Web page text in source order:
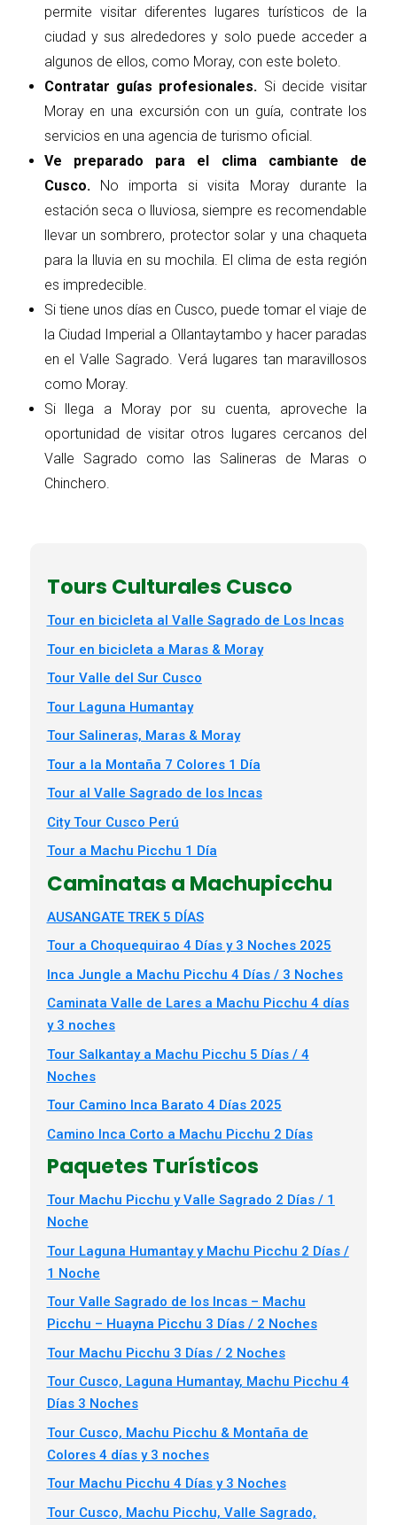
permite visitar diferentes lugares turísticos de la
ciudad y sus alrededores y solo puede acceder a
algunos de ellos, como Moray, con este boleto.
Contratar guías profesionales. Si decide visitar
Moray en una excursión con un guía, contrate los
servicios en una agencia de turismo oficial.
Ve preparado para el clima cambiante de
Cusco.
No importa si visita Moray durante la
estación seca o lluviosa, siempre es recomendable
llevar un sombrero, protector solar y una chaqueta
para la lluvia en su mochila. El clima de esta región
es impredecible.
Si tiene unos días en Cusco, puede tomar el viaje de
la Ciudad Imperial a Ollantaytambo y hacer paradas
en el Valle Sagrado. Verá lugares tan maravillosos
como Moray.
Si llega a Moray por su cuenta, aproveche la
oportunidad de visitar otros lugares cercanos del
Valle Sagrado como las Salineras de Maras o
Chinchero.
Tours Culturales Cusco
Tour en bicicleta al Valle Sagrado de Los Incas
Tour en bicicleta a Maras & Moray
Tour Valle del Sur Cusco
Tour Laguna Humantay
Tour Salineras, Maras & Moray
Tour a la Montaña 7 Colores 1 Día
Tour al Valle Sagrado de los Incas
City Tour Cusco Perú
Tour a Machu Picchu 1 Día
Caminatas a Machupicchu
AUSANGATE TREK 5 DÍAS
Tour a Choquequirao 4 Días y 3 Noches 2025
Inca Jungle a Machu Picchu 4 Días / 3 Noches
Caminata Valle de Lares a Machu Picchu 4 días
y 3 noches
Tour Salkantay a Machu Picchu 5 Días / 4
Noches
Tour Camino Inca Barato 4 Días 2025
Camino Inca Corto a Machu Picchu 2 Días
Paquetes Turísticos
Tour Machu Picchu y Valle Sagrado 2 Días / 1
Noche
Tour Laguna Humantay y Machu Picchu 2 Días /
1 Noche
Tour Valle Sagrado de los Incas – Machu
Picchu – Huayna Picchu 3 Días / 2 Noches
Tour Machu Picchu 3 Días / 2 Noches
Tour Cusco, Laguna Humantay, Machu Picchu 4
Días 3 Noches
Tour Cusco, Machu Picchu & Montaña de
Colores 4 días y 3 noches
Tour Machu Picchu 4 Días y 3 Noches
Tour Cusco, Machu Picchu, Valle Sagrado,